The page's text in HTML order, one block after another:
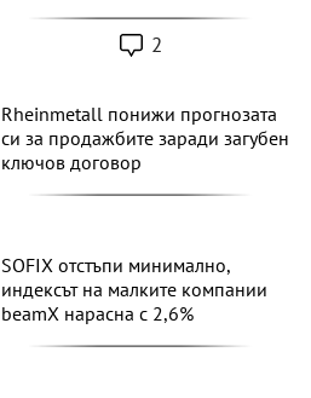
2
Rheinmetall понижи прогнозата
си за продажбите заради загубен
ключов договор
SOFIX отстъпи минимално,
индексът на малките компании
beamX нарасна с 2,6%